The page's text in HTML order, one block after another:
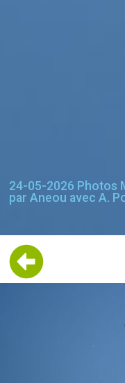
24-05-2026 Photos
par Aneou avec A.